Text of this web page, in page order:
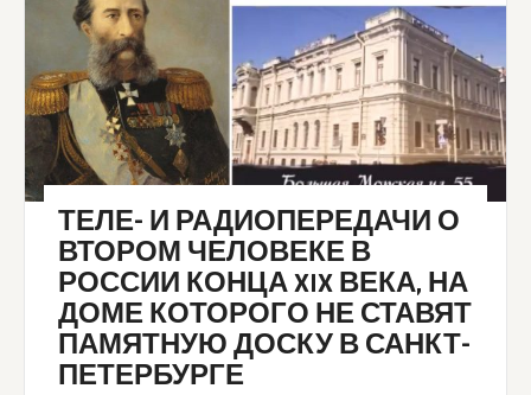
ТЕЛЕ- И РАДИОПЕРЕДАЧИ О
ВТОРОМ ЧЕЛОВЕКЕ В
РОССИИ КОНЦА XIX ВЕКА, НА
ДОМЕ КОТОРОГО НЕ СТАВЯТ
ПАМЯТНУЮ ДОСКУ В САНКТ-
ПЕТЕРБУРГЕ